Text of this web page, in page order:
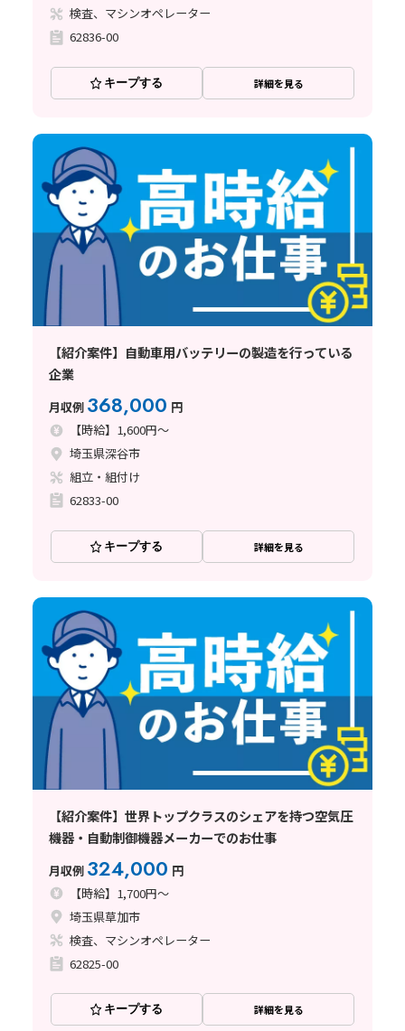
検査、マシンオペレーター
62836-00
キープする 詳細を見る
【紹介案件】自動車用バッテリーの製造を行っている
企業
月収例 368,000 円
【時給】1,600円～
埼玉県深谷市
組立・組付け
62833-00
キープする 詳細を見る
【紹介案件】世界トップクラスのシェアを持つ空気圧
機器・自動制御機器メーカーでのお仕事
月収例 324,000 円
【時給】1,700円～
埼玉県草加市
検査、マシンオペレーター
62825-00
キープする 詳細を見る